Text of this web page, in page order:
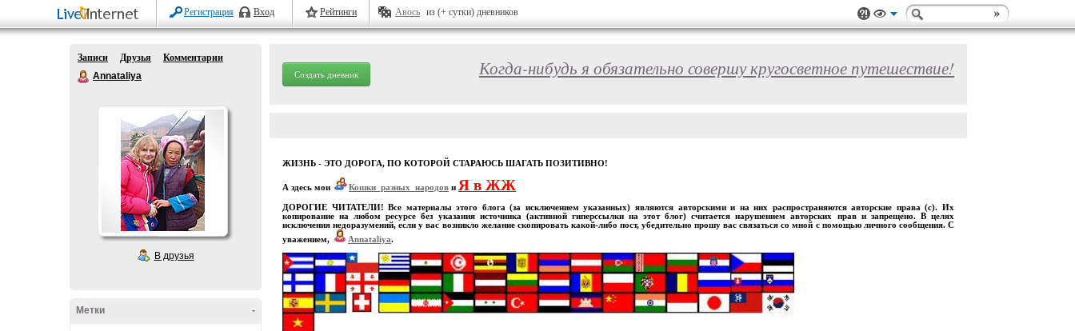
Регистрация Вход Рейтинги Авось из (+ сутки) дневников
Записи Друзья
Комментарии
Annataliya
В друзья
-
Метки
Создать дневник Когда-нибудь я обязательно совершу кругосветное путешествие!
ЖИЗНЬ - ЭТО ДОРОГА, ПО КОТОРОЙ СТАРАЮСЬ ШАГАТЬ ПОЗИТИВНО!
А здесь мои Кошки_разных_народов и Я в ЖЖ
ДОРОГИЕ ЧИТАТЕЛИ! Все материалы этого блога (за исключением указанных) являются авторскими и на них распространяются авторские права (с). Их
копирование на любом ресурсе без указания источника (активной гиперссылки на этот блог) считается нарушением авторских прав и запрещено. В целях
исключения недоразумений, если у вас возникло желание скопировать какой-либо пост, убедительно прошу вас связаться со мной с помощью личного сообщения. С
уважением,
Annataliya.